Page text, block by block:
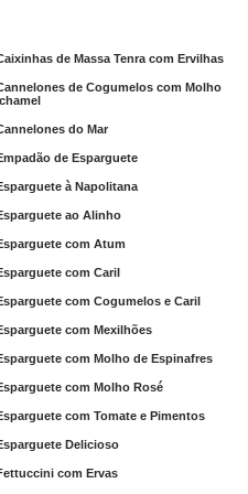
de Massa Tenra com Ervilhas
de Cogumelos com Molho
do Mar
de Esparguete
à Napolitana
ao Alinho
com Atum
com Caril
com Cogumelos e Caril
com Mexilhões
com Molho de Espinafres
com Molho Rosé
com Tomate e Pimentos
Delicioso
com Ervas